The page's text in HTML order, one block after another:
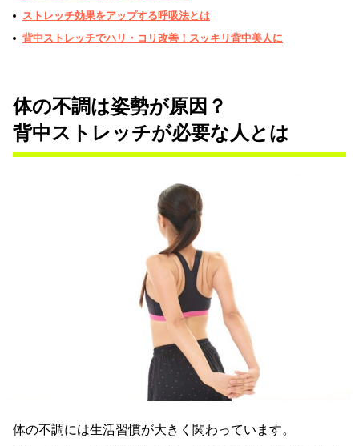
ストレッチ効果をアップする呼吸法とは
背中ストレッチでハリ・コリ改善！スッキリ背中美人に
体の不調は姿勢が原因？
背中ストレッチが必要な人とは
体の不調には生活習慣が大きく関わっています。